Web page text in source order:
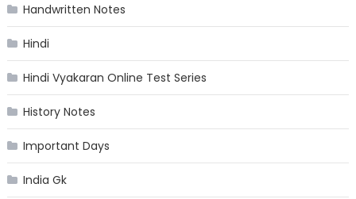
Handwritten Notes
Hindi
Hindi Vyakaran Online Test Series
History Notes
Important Days
India Gk